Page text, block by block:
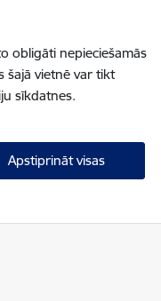
obligāti nepieciešamās
šajā vietnē var tikt
sīkdatnes.
Apstiprināt visas